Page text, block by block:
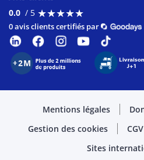
0.0 / 5 ★★★★★
★★★★★
0 avis clients certifiés par
Mentions légales
Gestion des cookies
CGV
Sites